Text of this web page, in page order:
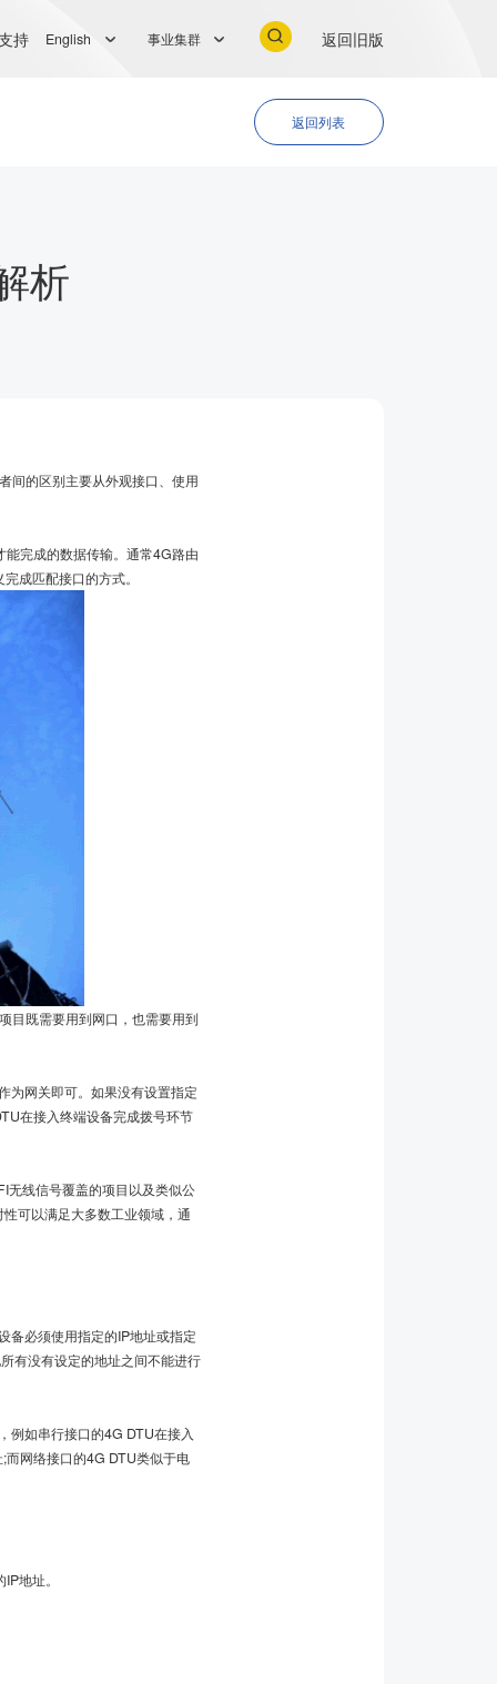
持 English 事业集群 返回旧版
返回列表
析
的区别主要从外观接口、使用
完成的数据传输。通常4G路由
成匹配接口的方式。
目既需要用到网口，也需要用到
网关即可。如果没有设置指定
在接入终端设备完成拨号环节
线信号覆盖的项目以及类似公
可以满足大多数工业领域，通
必须使用指定的IP地址或指定
有没有设定的地址之间不能进行
如串行接口的4G DTU在接入
网络接口的4G DTU类似于电
地址。